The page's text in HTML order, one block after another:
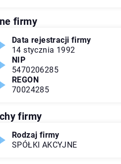
firmy
Data rejestracji firmy
14 stycznia 1992
NIP
5470206285
REGON
70024285
firmy
Rodzaj firmy
SPÓŁKI AKCYJNE